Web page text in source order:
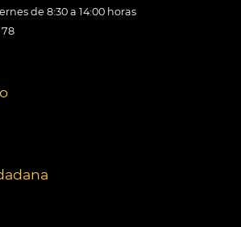
de 8:30 a 14:00 horas
78